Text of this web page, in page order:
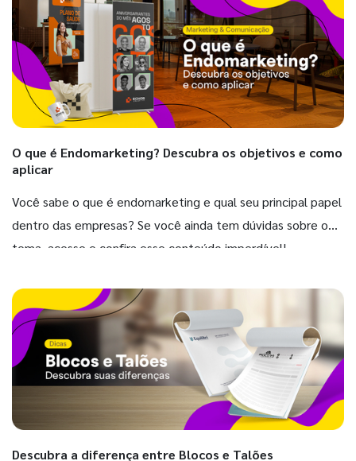
O que é Endomarketing? Descubra os objetivos e como
aplicar
Você sabe o que é endomarketing e qual seu principal papel
dentro das empresas? Se você ainda tem dúvidas sobre o
tema, acesse e confira esse conteúdo imperdível!
Descubra a diferença entre Blocos e Talões